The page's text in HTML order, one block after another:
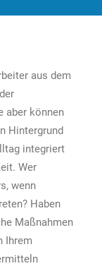
aus dem
aber können
Hintergrund
integriert
Wer
wenn
Haben
Maßnahmen
Ihrem